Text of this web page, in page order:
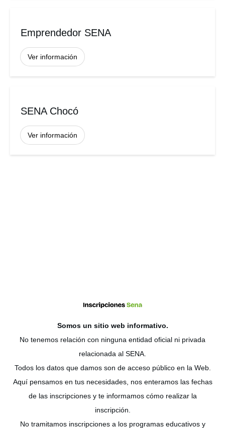
Emprendedor SENA
Ver información
SENA Chocó
Ver información
Somos un sitio web informativo.
No tenemos relación con ninguna entidad oficial ni privada
relacionada al SENA.
Todos los datos que damos son de acceso público en la Web.
Aquí pensamos en tus necesidades, nos enteramos las fechas
de las inscripciones y te informamos cómo realizar la
inscripción.
No tramitamos inscripciones a los programas educativos y